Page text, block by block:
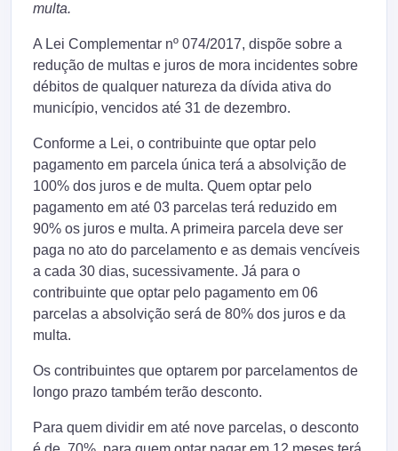
multa.
A Lei Complementar nº 074/2017, dispõe sobre a
redução de multas e juros de mora incidentes sobre
débitos de qualquer natureza da dívida ativa do
município, vencidos até 31 de dezembro.
Conforme a Lei, o contribuinte que optar pelo
pagamento em parcela única terá a absolvição de
100% dos juros e de multa. Quem optar pelo
pagamento em até 03 parcelas terá reduzido em
90% os juros e multa. A primeira parcela deve ser
paga no ato do parcelamento e as demais vencíveis
a cada 30 dias, sucessivamente. Já para o
contribuinte que optar pelo pagamento em 06
parcelas a absolvição será de 80% dos juros e da
multa.
Os contribuintes que optarem por parcelamentos de
longo prazo também terão desconto.
Para quem dividir em até nove parcelas, o desconto